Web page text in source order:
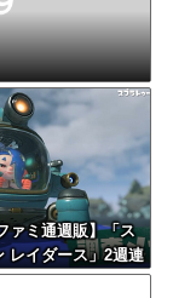
ァミ通週販】「ス
レイダース」2週連
作に「ほの暮しの